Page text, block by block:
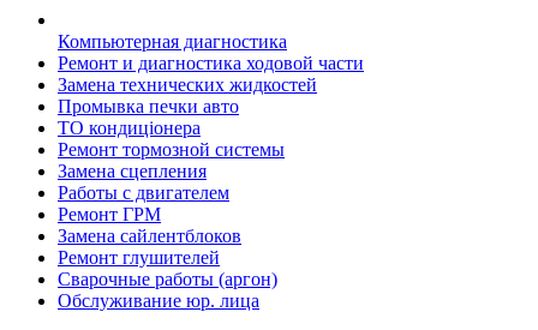
Компьютерная диагностика
Ремонт и диагностика ходовой части
Замена технических жидкостей
Промывка печки авто
ТО кондиціонера
Ремонт тормозной системы
Замена сцепления
Работы с двигателем
Ремонт ГРМ
Замена сайлентблоков
Ремонт глушителей
Сварочные работы (аргон)
Обслуживание юр. лица